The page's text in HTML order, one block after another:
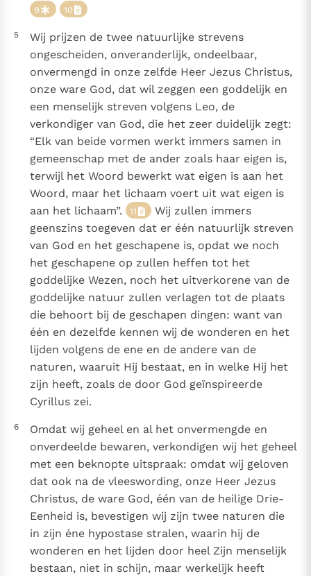
9
10
5
Wij prijzen de twee natuurlijke strevens
ongescheiden, onveranderlijk, ondeelbaar,
onvermengd in onze zelfde Heer Jezus Christus,
onze ware God, dat wil zeggen een goddelijk en
een menselijk streven volgens Leo, de
verkondiger van God, die het zeer duidelijk zegt:
“Elk van beide vormen werkt immers samen in
gemeenschap met de ander zoals haar eigen is,
terwijl het Woord bewerkt wat eigen is aan het
Woord, maar het lichaam voert uit wat eigen is
aan het lichaam”.
11
Wij zullen immers
geenszins toegeven dat er één natuurlijk streven
van God en het geschapene is, opdat we noch
het geschapene op zullen heffen tot het
goddelijke Wezen, noch het uitverkorene van de
goddelijke natuur zullen verlagen tot de plaats
die behoort bij de geschapen dingen: want van
één en dezelfde kennen wij de wonderen en het
lijden volgens de ene en de andere van de
naturen, waaruit Hij bestaat, en in welke Hij het
zijn heeft, zoals de door God geïnspireerde
Cyrillus zei.
6
Omdat wij geheel en al het onvermengde en
onverdeelde bewaren, verkondigen wij het geheel
met een beknopte uitspraak: omdat wij geloven
dat ook na de vleeswording, onze Heer Jezus
Christus, de ware God, één van de heilige Drie-
Eenheid is, bevestigen wij zijn twee naturen die
in zijn éne hypostase stralen, waarin hij de
wonderen en het lijden door heel Zijn menselijk
bestaan, niet in schijn, maar werkelijk heeft